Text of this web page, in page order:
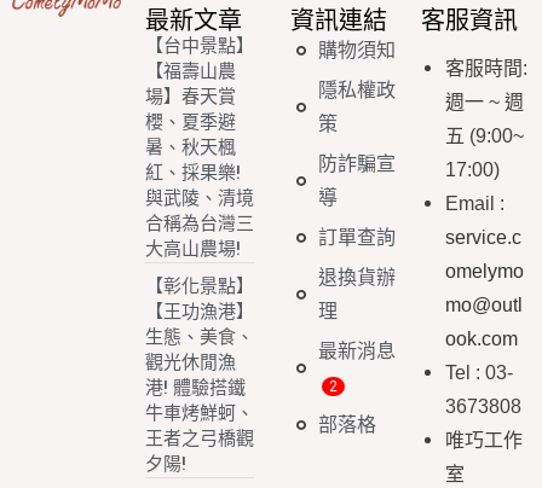
最新文章
【台中景點】
【福壽山農
場】春天賞
櫻、夏季避
暑、秋天楓
紅、採果樂!
與武陵、清境
合稱為台灣三
大高山農場!
【彰化景點】
【王功漁港】
生態、美食、
觀光休閒漁
港! 體驗搭鐵
牛車烤鮮蚵、
王者之弓橋觀
夕陽!
資訊連結
購物須知
隱私權政
策
防詐騙宣
導
訂單查詢
退換貨辦
理
最新消息
部落格
客服資訊
客服時間:
週一 ~ 週
五 (9:00~
17:00)
Email :
service.c
omelymo
mo@outl
ook.com
Tel : 03-
3673808
唯巧工作
室